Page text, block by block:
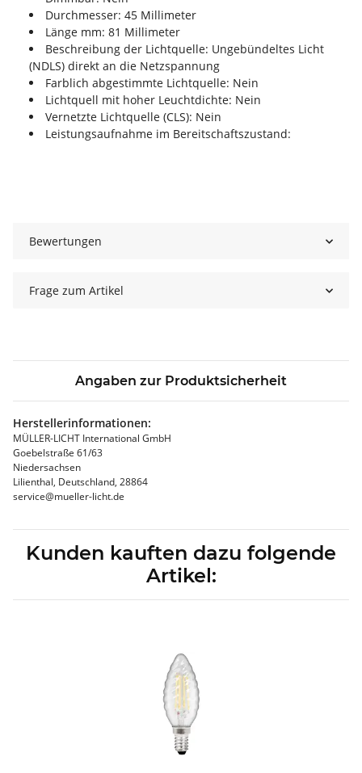
Durchmesser: 45 Millimeter
Länge mm: 81 Millimeter
Beschreibung der Lichtquelle: Ungebündeltes Licht
(NDLS) direkt an die Netzspannung
Farblich abgestimmte Lichtquelle: Nein
Lichtquell mit hoher Leuchtdichte: Nein
Vernetzte Lichtquelle (CLS): Nein
Leistungsaufnahme im Bereitschaftszustand:
Bewertungen
Frage zum Artikel
Angaben zur Produktsicherheit
Herstellerinformationen:
MÜLLER-LICHT International GmbH
Goebelstraße 61/63
Niedersachsen
Lilienthal, Deutschland, 28864
service@mueller-licht.de
Kunden kauften dazu folgende
Artikel: